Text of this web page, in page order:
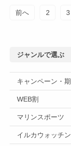
前へ 2 3
ジャンルで選ぶ
キャンペーン・
WEB割
マリンスポーツ
イルカウォッチ